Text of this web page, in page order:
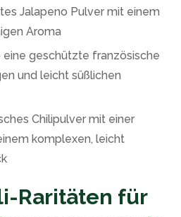
Jalapeno Pulver mit einem
Aroma
eine geschützte französische
und leicht süßlichen
Chilipulver mit einer
komplexen, leicht
Raritäten für